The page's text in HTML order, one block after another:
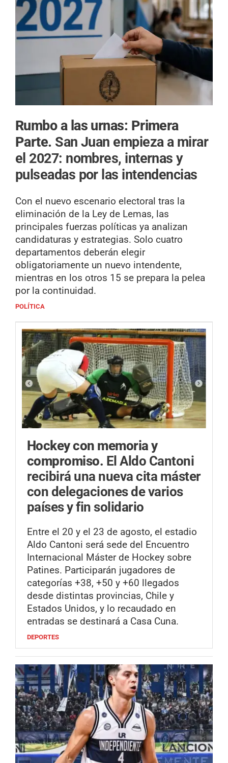
Rumbo a las urnas: Primera
Parte. San Juan empieza a mirar
el 2027: nombres, internas y
pulseadas por las intendencias
Con el nuevo escenario electoral tras la
eliminación de la Ley de Lemas, las
principales fuerzas políticas ya analizan
candidaturas y estrategias. Solo cuatro
departamentos deberán elegir
obligatoriamente un nuevo intendente,
mientras en los otros 15 se prepara la pelea
por la continuidad.
POLÍTICA
Hockey con memoria y
compromiso. El Aldo Cantoni
recibirá una nueva cita máster
con delegaciones de varios
países y fin solidario
Entre el 20 y el 23 de agosto, el estadio
Aldo Cantoni será sede del Encuentro
Internacional Máster de Hockey sobre
Patines. Participarán jugadores de
categorías +38, +50 y +60 llegados
desde distintas provincias, Chile y
Estados Unidos, y lo recaudado en
entradas se destinará a Casa Cuna.
DEPORTES